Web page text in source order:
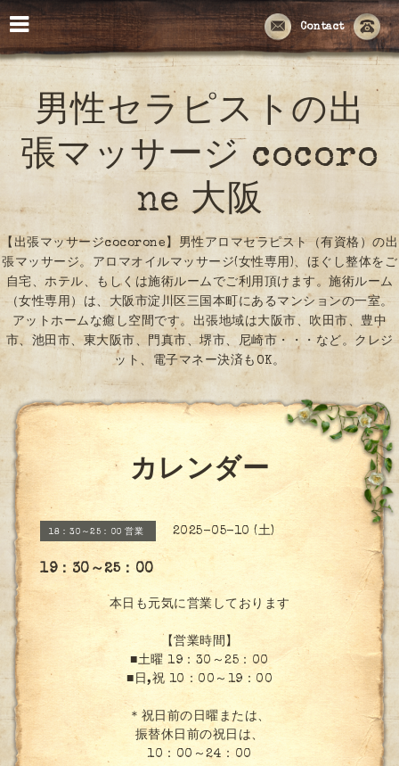
Contact
男性セラピストの出
張マッサージ cocoro
ne 大阪
【出張マッサージcocorone】男性アロマセラピスト（有資格）の出
張マッサージ。アロマオイルマッサージ(女性専用)、ほぐし整体をご
自宅、ホテル、もしくは施術ルームでご利用頂けます。施術ルーム
（女性専用）は、大阪市淀川区三国本町にあるマンションの一室。
アットホームな癒し空間です。出張地域は大阪市、吹田市、豊中
市、池田市、東大阪市、門真市、堺市、尼崎市・・・など。クレジ
ット、電子マネー決済もOK。
カレンダー
18：30～25：00 営業 2025-05-10 (土)
19：30～25：00
本日も元気に営業しております
【営業時間】
■土曜 19：30～25：00
■日,祝 10：00～19：00
＊祝日前の日曜または、
振替休日前の祝日は、
10：00～24：00